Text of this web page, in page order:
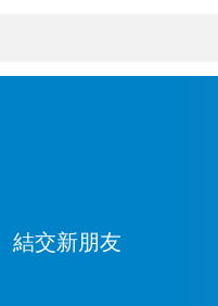
結交新朋友